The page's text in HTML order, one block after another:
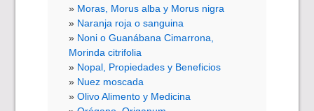
Moras, Morus alba y Morus nigra
Naranja roja o sanguina
Noni o Guanábana Cimarrona,
Morinda citrifolia
Nopal, Propiedades y Beneficios
Nuez moscada
Olivo Alimento y Medicina